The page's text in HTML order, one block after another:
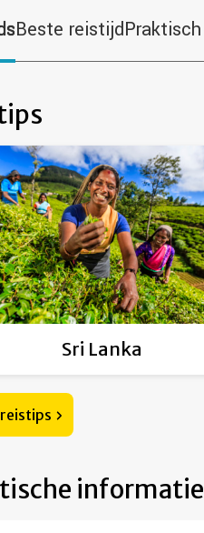
Beste reistijdPraktisch
Sri Lanka
informatie